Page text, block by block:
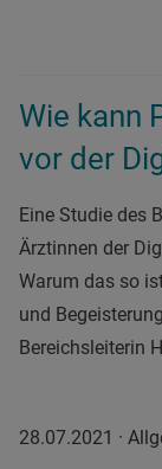
Wie kann
vor der
Eine Studie des
Ärztinnen der
Warum das so
und
Bereichsleiterin
28.07.2021 ·